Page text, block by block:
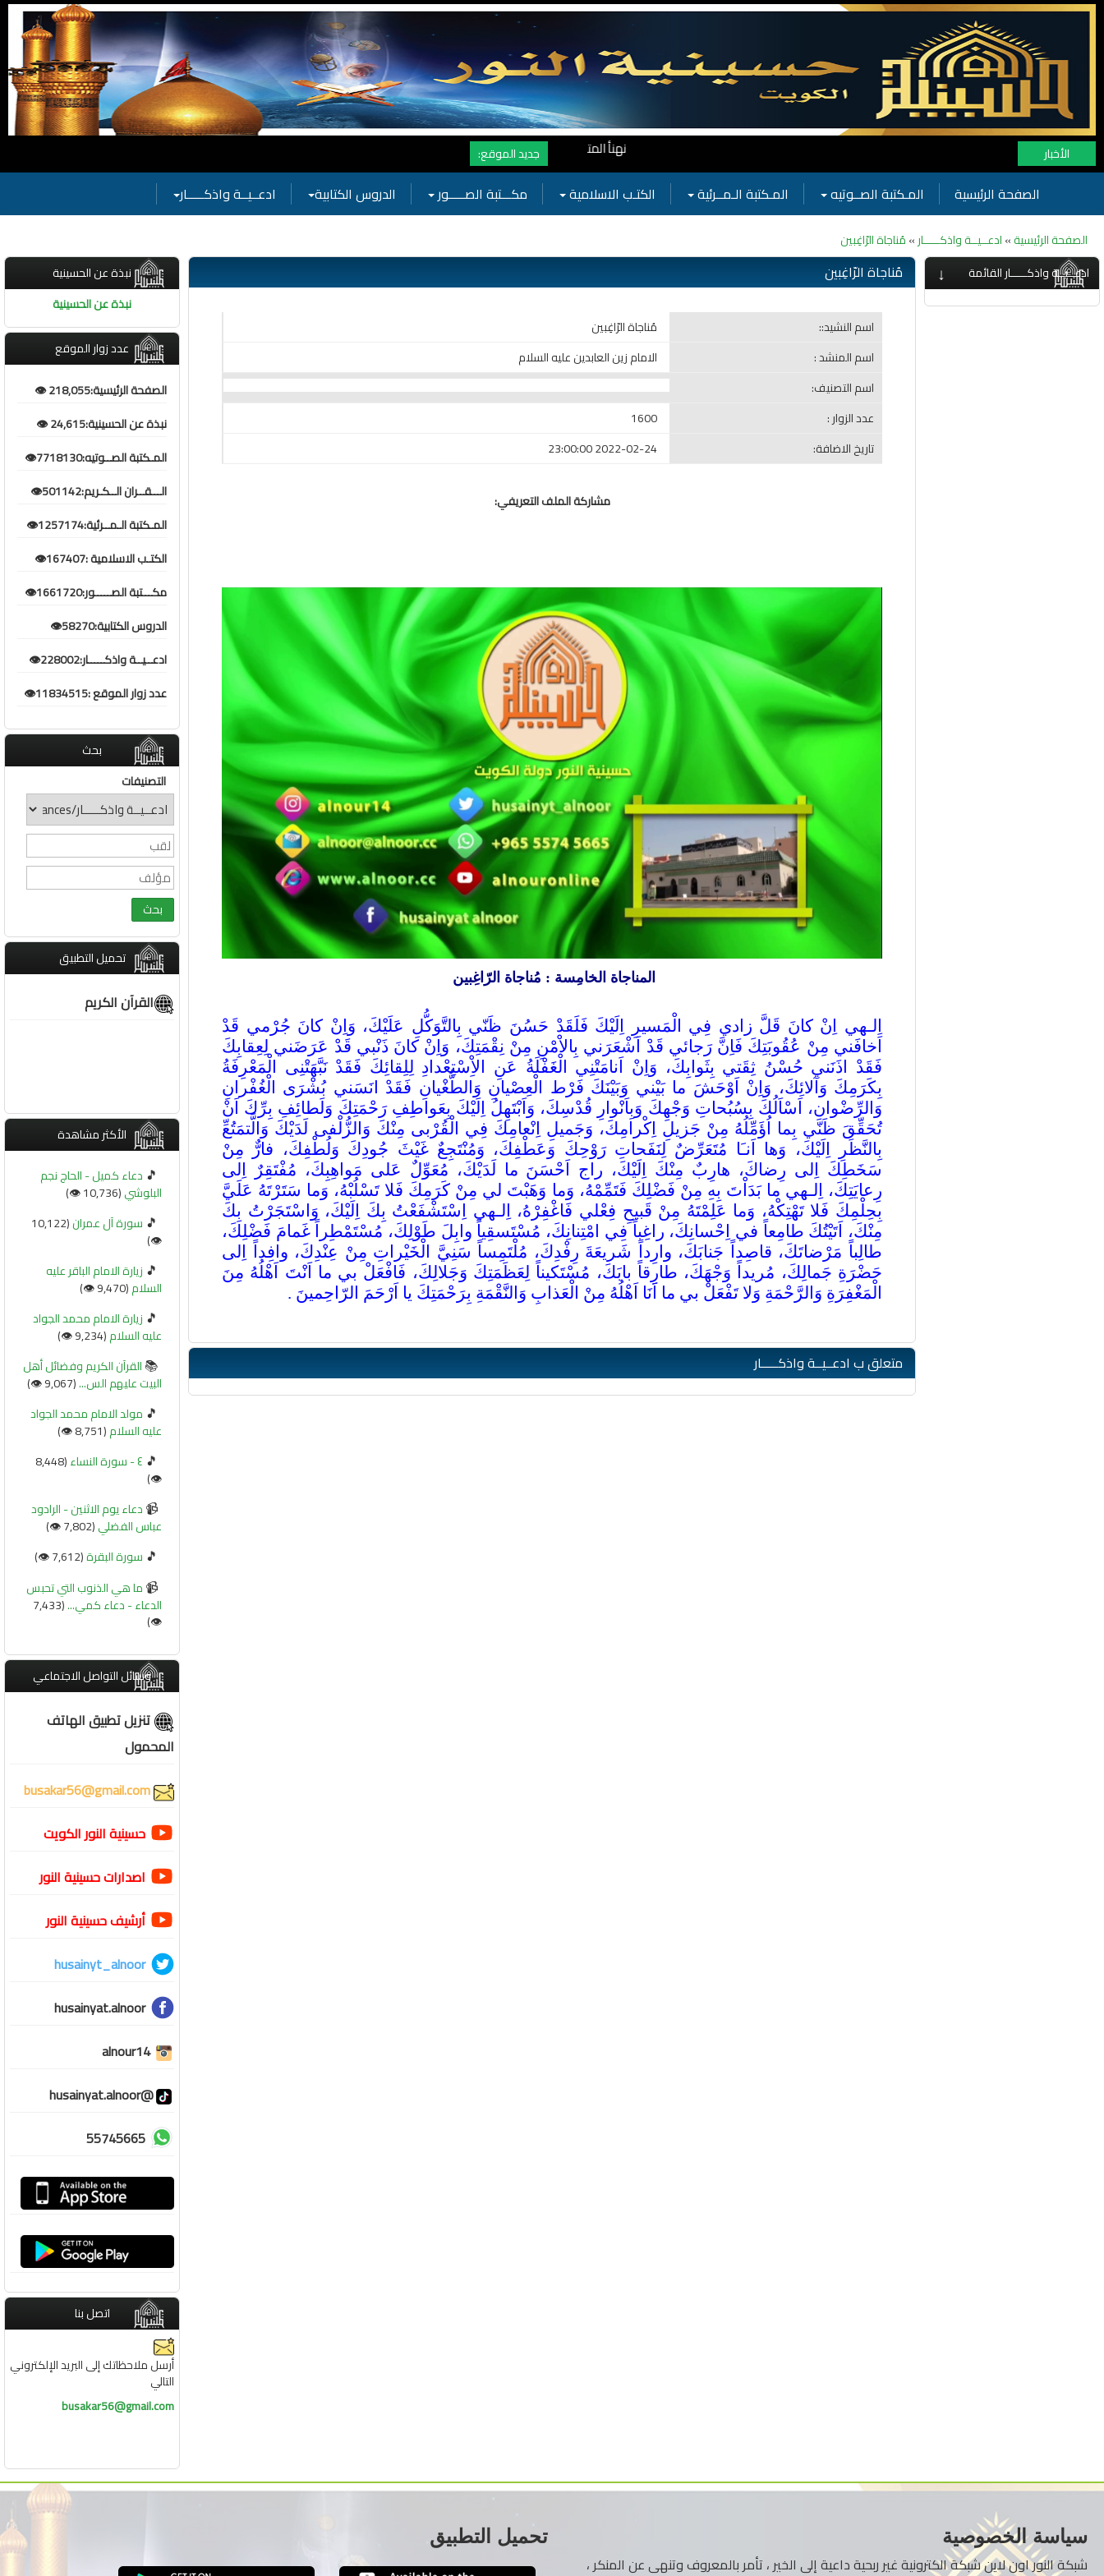
الأخبار نهنأ المتابعين لموفع النور بوصول المشاهدات الى الرقم القياسي 11 مليون مشاهدة خلال فترة قصيرة وهذا كله بجهودكم واهتمامكم بفعاليات الحسينية
جديد الموقع:
الصفحة الرئيسية المـكتبة الصــوتيه المـكتبة الـمــرئية الكتـب الاسلامية مكـــتبة الصـــــور الدروس الكتابية ادعــيــة واذكـــــار
الصفحة الرئيسية»ادعــيــة واذكـــــار»مُناجاة الرّاغِبين
↓ ادعــيــة واذكـــــار القائمة مُناجاة الرّاغِبين
اسم النشيد::
مُناجاة الرّاغِبين
اسم المنشد :
الامام زين العابدين عليه السلام
اسم التصنيف:
عدد الزوار :
1600
تاريخ الاضافة:
2022-02-24 23:00:00
مشاركة الملف التعريفي:
المناجاة الخامِسة : مُناجاة الرّاغِبين
اِلـهي اِنْ كانَ قَلَّ زادي فِي الْمَسيرِ اِلَيْكَ فَلَقَدْ حَسُنَ ظَنّي بِالتَّوَكُّلِ عَلَيْكَ، وَاِنْ كانَ جُرْمي قَدْ
اَخافَني مِنْ عُقُوبَتِكَ فَاِنَّ رَجائي قَدْ اَشْعَرَني بِالاْمْنِ مِنْ نِقْمَتِكَ، وَاِنْ كانَ ذَنْبي قَدْ عَرَضَني لِعِقابِكَ
فَقَدْ اذَنَني حُسْنُ ثِقَتي بِثَوابِكَ، وَاِنْ اَنامَتْنِي الْغَفْلَةُ عَنِ الاِْسْتِعْدادِ لِلِقائِكَ فَقَدْ نَبَّهَتْنِى الْمَعْرِفَةُ
بِكَرَمِكَ وَآلائِكَ، وَاِنْ اَوْحَشَ ما بَيْني وَبَيْنَكَ فَرْط الْعِصْيانِ وَالطُّغْيانِ فَقَدْ انَسَني بُشْرَى الْغُفْرانِ
وَالرِّضْوانِ، اَسْاَلُكَ بِسُبُحاتِ وَجْهِكَ وَبِاَنْوارِ قُدْسِكَ، وَاَبْتَهِلُ اِلَيْكَ بِعَواطِفِ رَحْمَتِكَ وَلَطائِفِ بِرِّكَ اَنْ
تُحَقِّقَ ظَنّي بِما اُؤَمِّلُهُ مِنْ جَزيلِ اِكْرامِكَ، وَجَميلِ اِنْعامِكَ فِي الْقُرْبى مِنْكَ وَالزُّلْفى لَدَيْكَ وَالَّتمَتُعِّ
بِالنَّظَرِ اِلَيْكَ، وَها اَنـَا مُتَعَرِّضٌ لِنَفَحاتِ رَوْحِكَ وَعَطْفِكَ، وَمُنْتَجِعٌ غَيْثَ جُودِكَ وَلُطْفِكَ، فارٌّ مِنْ
سَخَطِكَ اِلى رِضاكَ، هارِبٌ مِنْكَ اِلَيْكَ، راج اَحْسَنَ ما لَدَيْكَ، مُعَوِّلٌ عَلى مَواهِبِكَ، مُفْتَقِرٌ اِلى
رِعايَتِكَ، اِلـهي ما بَدَاْتَ بِهِ مِنْ فَضْلِكَ فَتَمِّمْهُ، وَما وَهَبْتَ لي مِنْ كَرَمِكَ فَلا تَسْلُبْهُ، وَما سَتَرْتَهُ عَلَيَّ
بِحِلْمِكَ فَلا تَهْتِكْهُ، وَما عَلِمْتَهُ مِنْ قَبيحِ فِعْلي فَاغْفِرْهُ، اِلـهي اِسْتَشْفَعْتُ بِكَ اِلَيْكَ، وَاسْتَجَرْتُ بِكَ
مِنْكَ، اَتَيْتُكَ طامِعاً في اِحْسانِكَ، راغِباً فِي امْتِنانِكَ، مُسْتَسقِياً وابِلَ طَوْلِكَ، مُسْتَمْطِراً غَمامَ فَضْلِكَ،
طالِباً مَرْضاتَكَ، قاصِداً جَنابَكَ، وارِداً شَريعَةَ رِفْدِكَ، مُلْتَمِساً سَنِيَّ الْخَيْراتِ مِنْ عِنْدِكَ، وافِداً اِلى
حَضْرَةِ جَمالِكَ، مُريداً وَجْهَكَ، طارِقاً بابَكَ، مُسْتَكيناً لِعَظَمَتِكَ وَجَلالِكَ، فَافْعَلْ بي ما اَنْتَ اَهْلُهُ مِنَ
الْمَغْفِرَةِ وَالرَّحْمَةِ وَلا تَفْعَلْ بي ما اَنَا اَهْلُهُ مِنْ الْعَذابِ وَالنَّقْمَةِ بِرَحْمَتِكَ يا اَرْحَمَ الرّاحِمينَ .
متعلق ب ادعــيــة واذكـــــار
نبذة عن الحسينية
نبذة عن الحسينية
عدد زوار الموقع
الصفحة الرئيسية:218,055 👁️
نبذة عن الحسينية:24,615 👁️
المـكتبة الصــوتيه:7718130👁️
الـــقــران الــكـريم:501142👁️
المـكتبة الـمــرئية:1257174👁️
الكتـب الاسلامية :167407👁️
مكـــتبة الصـــــور:1661720👁️
الدروس الكتابية:58270👁️
ادعــيــة واذكـــــار:228002👁️
عدد زوار الموقع :11834515👁️
بحث
التصنيفات
تحميل التطبيق
القرآن الكريم
الأكثر مشاهدة
🎵 دعاء كميل - الحاج نجم
البلوشي(10,736 👁️)
🎵 سورة آل عمران (10,122
👁️)
🎵 زيارة الامام الباقر عليه
السلام(9,470 👁️)
🎵 زيارة الامام محمد الجواد
عليه السلام(9,234 👁️)
📚القرآن الكريم وفضائل أهل
البيت عليهم الس...(9,067 👁️)
🎵 مولد الامام محمد الجواد
عليه السلام(8,751 👁️)
🎵 ٤ - سورة النساء
(8,448
👁️)
📹دعاء يوم الاثنين - الرادود
عباس الفضلي(7,802 👁️)
🎵 سورة البقرة(7,612 👁️)
📹ما هي الذنوب التي تحبس
الدعاء - دعاء كمي... (7,433
👁️)
وسائل التواصل الاجتماعي
تنزيل تطبيق الهاتف
المحمول
حسينية النور الكويت
اصدارات حسينية النور
أرشيف حسينية النور
husainyt_alnoor
husainyat.alnoor
alnour14
@husainyat.alnoor
55745665
اتصل بنا
أرسل ملاحظاتك إلى البريد الإلكتروني
التالي
busakar56@gmail.com
سياسة الخصوصية
شبكة النور اون لاين شبكة الكترونية غير ربحية داعية إلى الخير ، تأمر بالمعروف وتنهى عن المنكر ،
تحميل التطبيق